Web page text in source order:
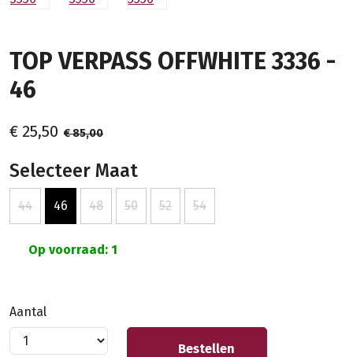
TOP VERPASS OFFWHITE 3336 -
46
€ 25,50 € 85,00
Selecteer Maat
44 46 48 50 52 54
Op voorraad: 1
Aantal
Bestellen